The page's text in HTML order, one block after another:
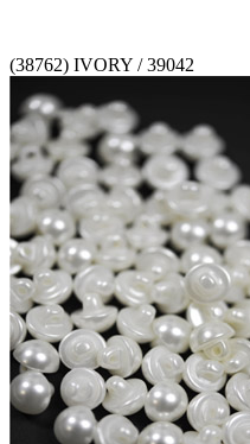
(38762) IVORY / 39042